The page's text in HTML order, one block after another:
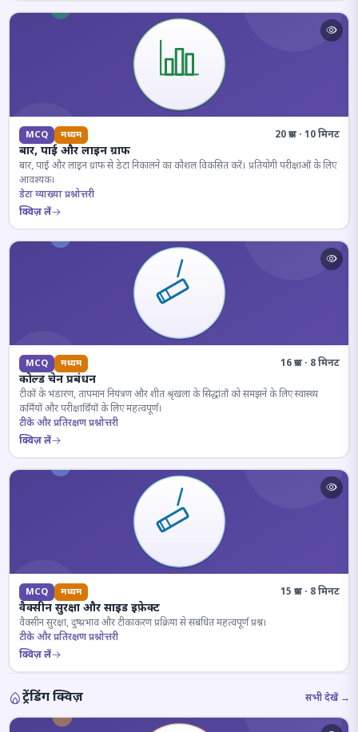
MCQ मध्यम 20 प्रश्न · 10 मिनट
बार, पाई और लाइन ग्राफ
बार, पाई और लाइन ग्राफ से डेटा निकालने का कौशल विकसित करें। प्रतियोगी परीक्षाओं के लिए
आवश्यक।
डेटा व्याख्या प्रश्नोत्तरी
क्विज़ लें
MCQ मध्यम 16 प्रश्न · 8 मिनट
कोल्ड चेन प्रबंधन
टीकों के भंडारण, तापमान नियंत्रण और शीत श्रृंखला के सिद्धांतों को समझने के लिए स्वास्थ्य
कर्मियों और परीक्षार्थियों के लिए महत्वपूर्ण।
टीके और प्रतिरक्षण प्रश्नोत्तरी
क्विज़ लें
MCQ मध्यम 15 प्रश्न · 8 मिनट
वैक्सीन सुरक्षा और साइड इफ़ेक्ट
वैक्सीन सुरक्षा, दुष्प्रभाव और टीकाकरण प्रक्रिया से संबंधित महत्वपूर्ण प्रश्न।
टीके और प्रतिरक्षण प्रश्नोत्तरी
क्विज़ लें
ट्रेंडिंग क्विज़ सभी देखें →